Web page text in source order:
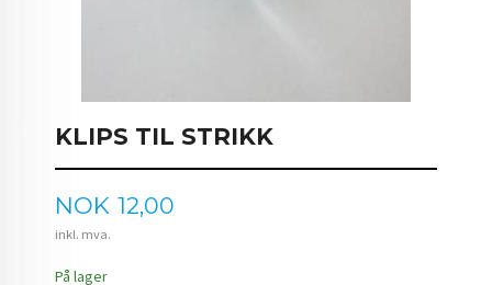
KLIPS TIL STRIKK
Pris
NOK 12,00
inkl. mva.
På lager